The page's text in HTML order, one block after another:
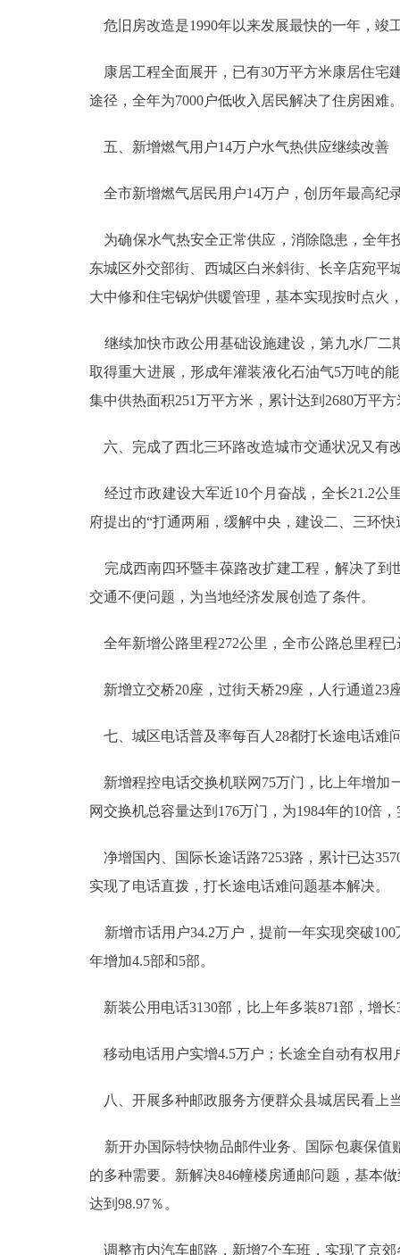
危旧房改造是1990年以来发展最快的一年，竣
康居工程全面展开，已有30万平方米康居住宅
途径，全年为7000户低收入居民解决了住房困难
五、新增燃气用户14万户水气热供应继续改善
全市新增燃气居民用户14万户，创历年最高纪
为确保水气热安全正常供应，消除隐患，全年
东城区外交部街、西城区白米斜街、长辛店宛
大中修和住宅锅炉供暖管理，基本实现按时点火
继续加快市政公用基础设施建设，第九水厂二
取得重大进展，形成年灌装液化石油气5万吨的
集中供热面积251万平方米，累计达到2680万平方
六、完成了西北三环路改造城市交通状况又有
经过市政建设大军近10个月奋战，全长21.2公
府提出的“打通两厢，缓解中央，建设二、三环快
完成西南四环暨丰葆路改扩建工程，解决了到
交通不便问题，为当地经济发展创造了条件。
全年新增公路里程272公里，全市公路总里程
新增立交桥20座，过街天桥29座，人行通道23
七、城区电话普及率每百人28都打长途电话难
新增程控电话交换机联网75万门，比上年增加
网交换机总容量达到176万门，为1984年的10倍
净增国内、国际长途话路7253路，累计已达
实现了电话直拨，打长途电话难问题基本解决。
新增市话用户34.2万户，提前一年实现突破
年增加4.5部和5部。
新装公用电话3130部，比上年多装871部，增长
移动电话用户实增4.5万户；长途全自动有权用
八、开展多种邮政服务方便群众县城居民看上
新开办国际特快物品邮件业务、国际包裹保值
的多种需要。新解决846幢楼房通邮问题，基本
达到98.97％。
调整市内汽车邮路，新增7个车班，实现了京